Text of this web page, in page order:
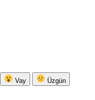
Vay Üzgün